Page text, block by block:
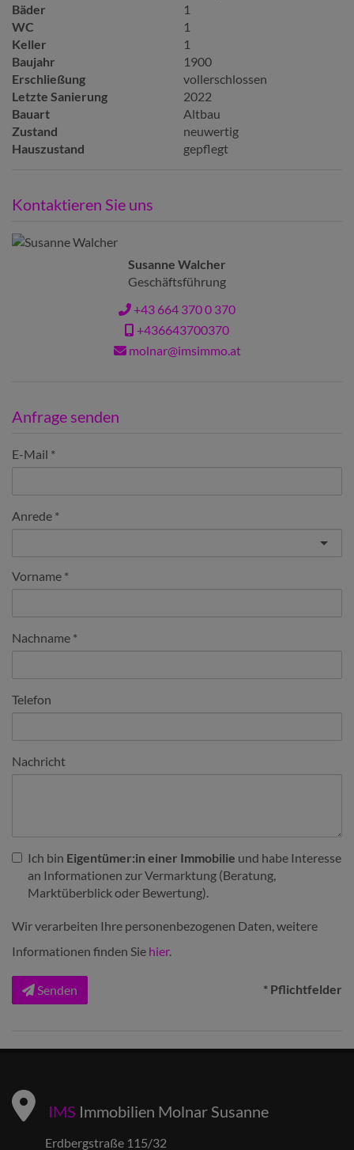
Bäder
1
WC
1
Keller
1
Baujahr
1900
Erschließung
vollerschlossen
Letzte Sanierung
2022
Bauart
Altbau
Zustand
neuwertig
Hauszustand
gepflegt
Kontaktieren Sie uns
Susanne Walcher
Geschäftsführung
+43 664 370 0 370
+436643700370
molnar@imsimmo.at
Anfrage senden
E-Mail
Anrede
Vorname
Nachname
Telefon
Nachricht
Ich bin Eigentümer:in einer Immobilie und habe Interesse
an Informationen zur Vermarktung (Beratung,
Marktüberblick oder Bewertung).
Wir verarbeiten Ihre personenbezogenen Daten, weitere
Informationen finden Sie hier.
Senden * Pflichtfelder
IMS Immobilien Molnar Susanne
Erdbergstraße 115/32